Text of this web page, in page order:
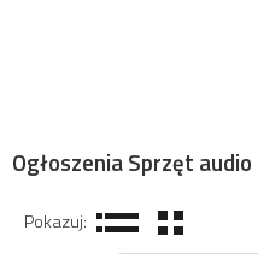
Ogłoszenia Sprzęt
Pokazuj: